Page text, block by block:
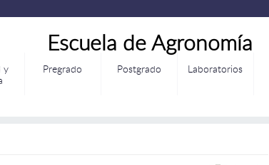
Escuela de Agronomía
y
Pregrado Postgrado Laboratorios